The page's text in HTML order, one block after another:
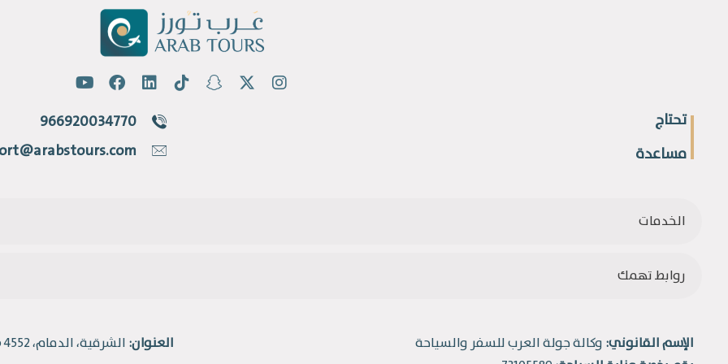
تحتاج
مساعدة
966920034770
الخدمات
روابط تهمك
الإسم القانوني: وكالة جولة العرب للسفر والسياحة
العنوان: الشرقية، الدمام، 4552 طريق الملك فهد، حي القادسية.